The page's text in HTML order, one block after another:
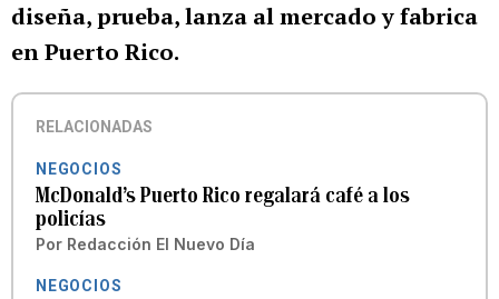
diseña, prueba, lanza al mercado y fabrica
en Puerto Rico.
RELACIONADAS
NEGOCIOS
McDonald’s Puerto Rico regalará café a los
policías
Por Redacción El Nuevo Día
NEGOCIOS